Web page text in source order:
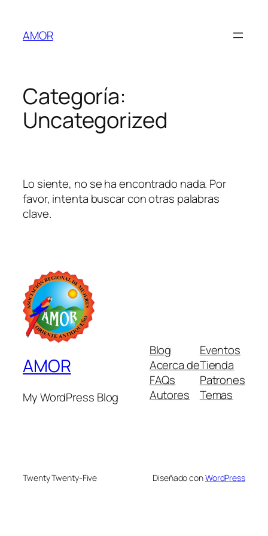
AMOR
Categoría:
Uncategorized
Lo siente, no se ha encontrado nada. Por
favor, intenta buscar con otras palabras
clave.
AMOR
My WordPress Blog
Blog
Acerca de
FAQs
Autores
Eventos
Tienda
Patrones
Temas
Twenty Twenty-Five Diseñado conWordPress